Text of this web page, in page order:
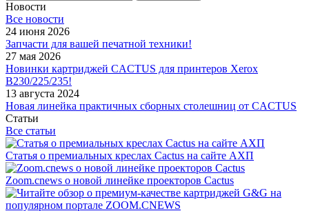
Новости
Все новости
24 июня 2026
Запчасти для вашей печатной техники!
27 мая 2026
Новинки картриджей CACTUS для принтеров Xerox
B230/225/235!
13 августа 2024
Новая линейка практичных сборных столешниц от CACTUS
Статьи
Все статьи
Статья о премиальных креслах Cactus на сайте АХП
Zoom.cnews о новой линейке проекторов Cactus